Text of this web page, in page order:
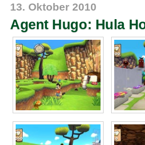
13. Oktober 2010
Agent Hugo: Hula